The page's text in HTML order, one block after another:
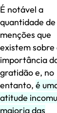
É notável a
quantidade de
menções que
existem sobre
importância
gratidão e, no
entanto, é
atitude
maioria das